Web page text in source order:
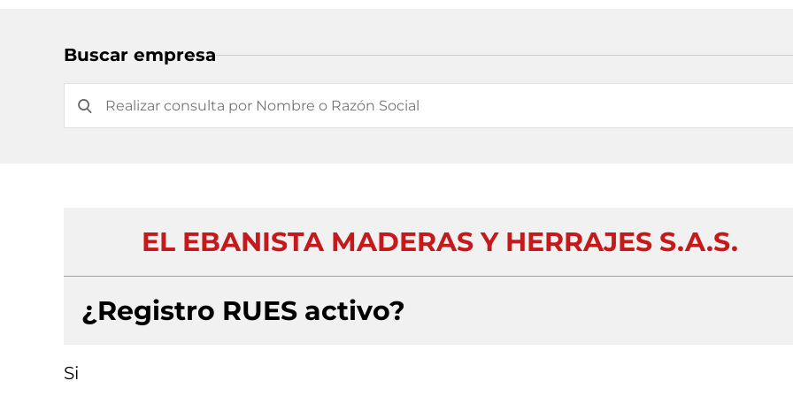
Buscar empresa
EL EBANISTA MADERAS Y HERRAJES S.A.S.
¿Registro RUES activo?
Si